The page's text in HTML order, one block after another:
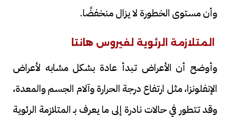
وأن مستوى الخطورة لا يزال منخفضًا.
المتلازمة الرئوية لفيروس هانتا
وأوضح أن الأعراض تبدأ عادة بشكل مشابه لأعراض
الإنفلونزا، مثل ارتفاع درجة الحرارة وآلام الجسم والمعدة،
وقد تتطور في حالات نادرة إلى ما يعرف بـ المتلازمة الرئوية